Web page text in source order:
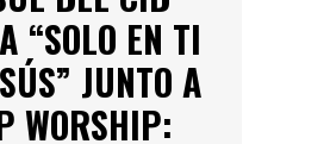
“SOLO EN TI
JUNTO A
WORSHIP: